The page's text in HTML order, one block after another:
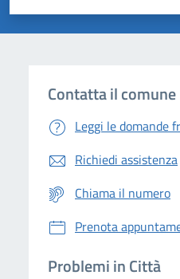
Valuta 5
Valuta 4 stelle
Valuta 3 stelle su 5
Valuta 2 stelle su 5
Valuta 1 stelle su 5
Contatta il comune
Leggi le domande
Richiedi assistenza
Chiama il numero
Prenota
Problemi in Città